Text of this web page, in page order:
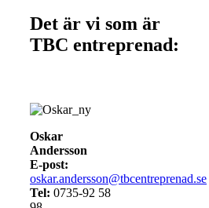
Det är vi som är
TBC entreprenad:
Oskar
Andersson
E-post:
oskar.andersson@tbcentreprenad.se
Tel: 0735-92 58